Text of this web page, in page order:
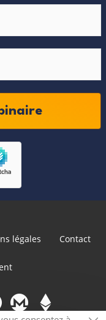
légales Contact